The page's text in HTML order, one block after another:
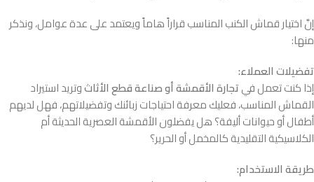
إنَّ اختيار قماش الكنب المناسب قراراً هاماً ويعتمد على عدة عوامل، ونذكر
منها:
تفضيلات العملاء:
إذا كنت تعمل فيتجارة الأقمشة أو صناعة قطع الأثاثوتريد استيراد
القماش المناسب، فعليك معرفة احتياجات زبائنك وتفضيلاتهم، فهل لديهم
أطفال أو حيوانات أليفة؟ هل يفضلون الأقمشة العصرية الحديثة أم
الكلاسيكية التقليدية كالمخمل أو الحرير؟
طريقة الاستخدام: